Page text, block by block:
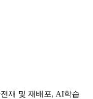
재 및 재배포, AI학습